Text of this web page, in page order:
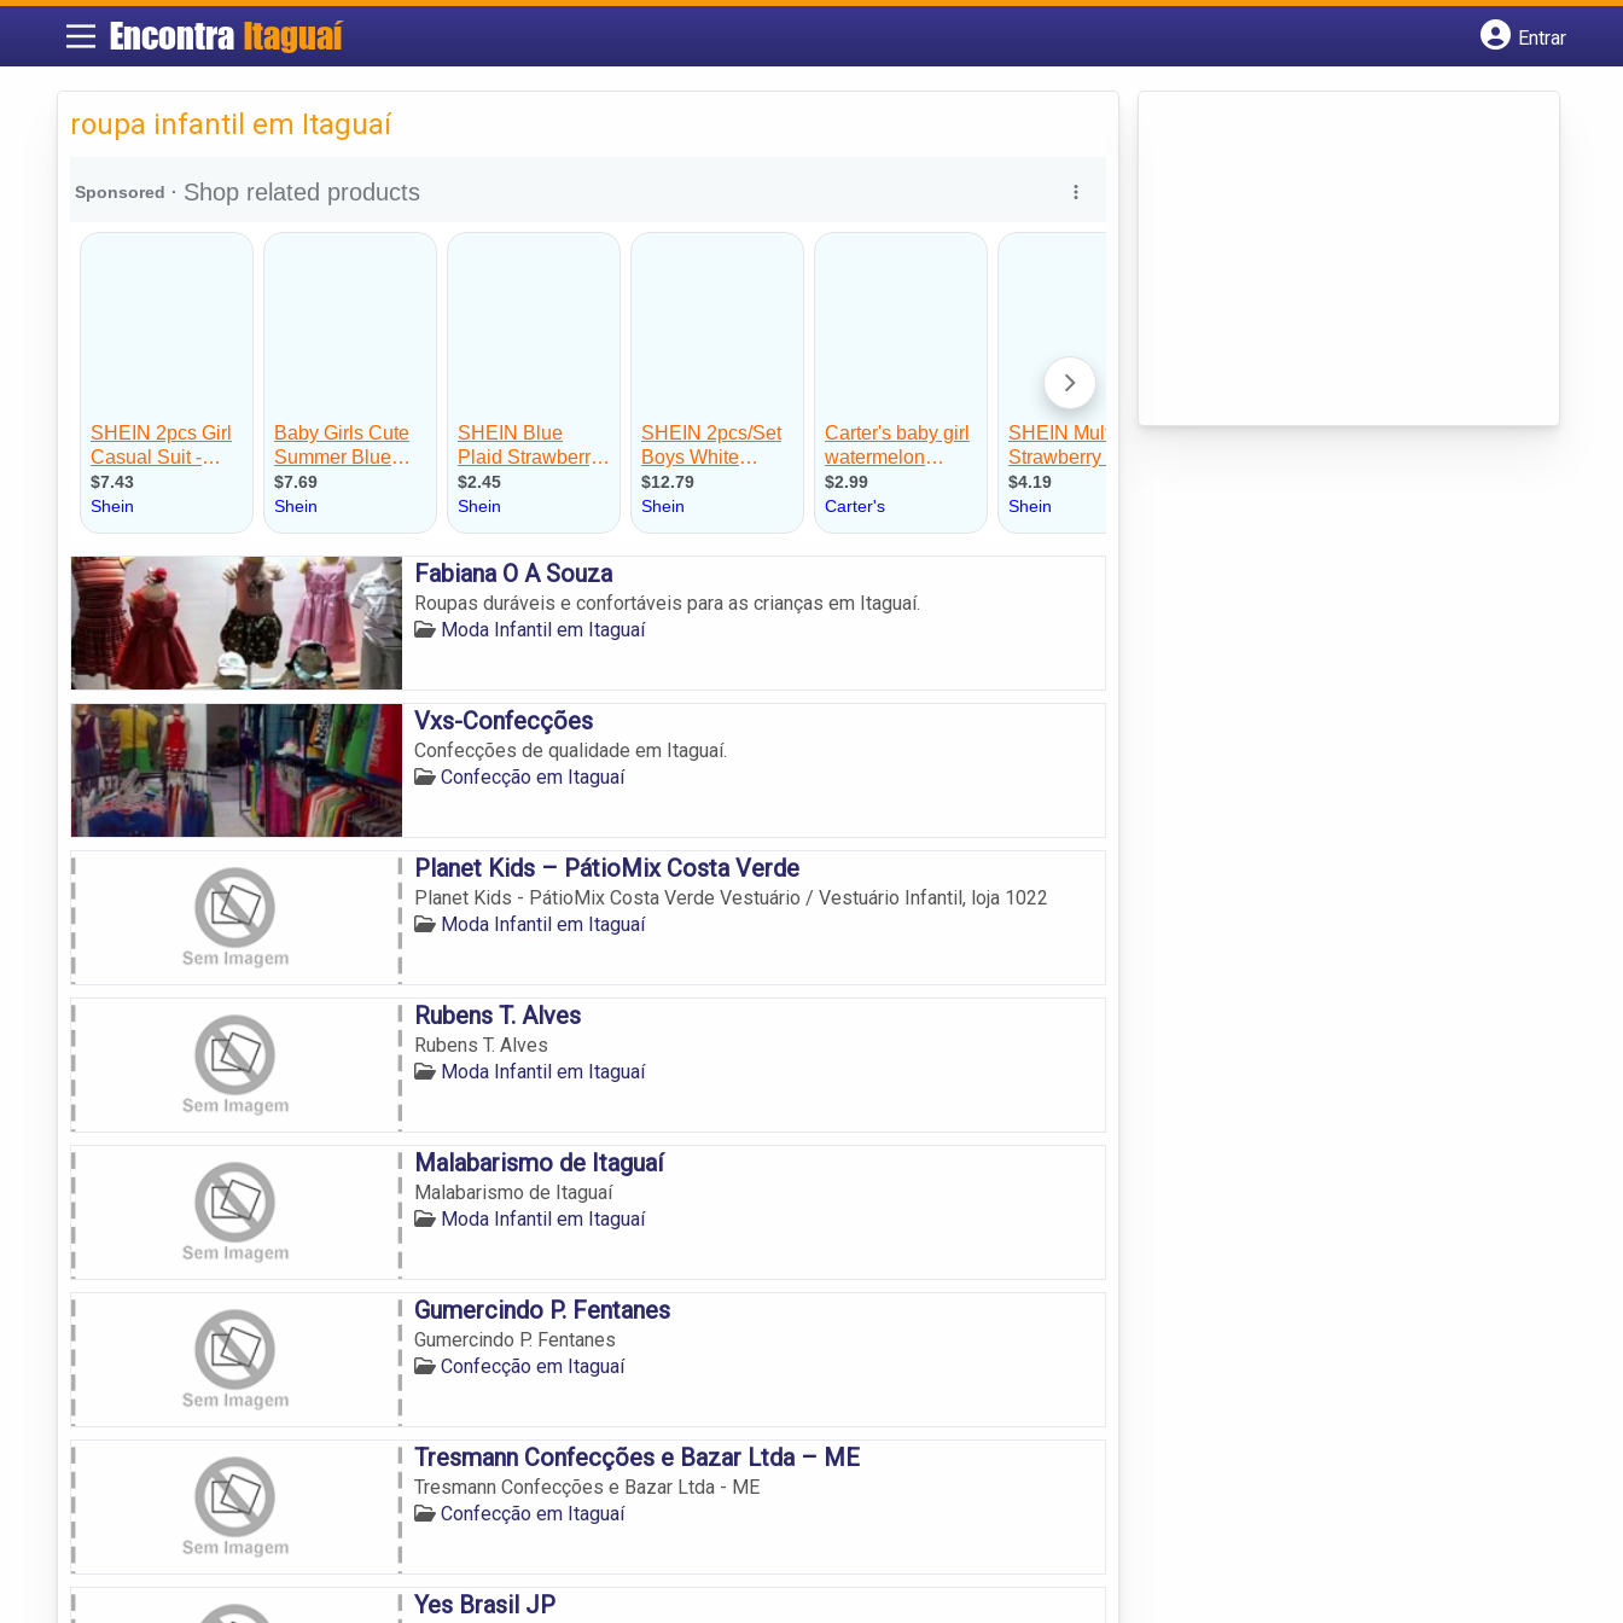
Encontra Itaguaí
Entrar
roupa infantil em Itaguaí
Fabiana O A Souza
Roupas duráveis e confortáveis para as crianças em Itaguaí.
Moda Infantil em Itaguaí
Vxs-Confecções
Confecções de qualidade em Itaguaí.
Confecção em Itaguaí
Planet Kids – PátioMix Costa Verde
Planet Kids - PátioMix Costa Verde Vestuário / Vestuário Infantil, loja 1022
Moda Infantil em Itaguaí
Rubens T. Alves
Rubens T. Alves
Moda Infantil em Itaguaí
Malabarismo de Itaguaí
Malabarismo de Itaguaí
Moda Infantil em Itaguaí
Gumercindo P. Fentanes
Gumercindo P. Fentanes
Confecção em Itaguaí
Tresmann Confecções e Bazar Ltda – ME
Tresmann Confecções e Bazar Ltda - ME
Confecção em Itaguaí
Yes Brasil JP